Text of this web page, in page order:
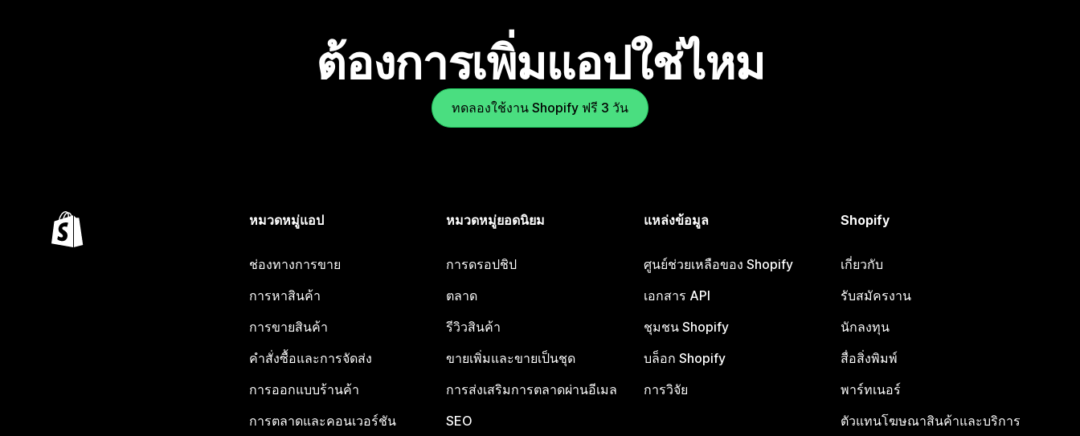
ต้องการเพิ่มแอปใช่ไหม
ทดลองใช้งาน Shopify ฟรี 3 วัน
หมวดหมู่แอป
ช่องทางการขาย
การหาสินค้า
การขายสินค้า
คำสั่งซื้อและการจัดส่ง
การออกแบบร้านค้า
การตลาดและคอนเวอร์ชัน
หมวดหมู่ยอดนิยม
การดรอปชิป
ตลาด
รีวิวสินค้า
ขายเพิ่มและขายเป็นชุด
การส่งเสริมการตลาดผ่านอีเมล
SEO
แหล่งข้อมูล
ศูนย์ช่วยเหลือของ Shopify
เอกสาร API
ชุมชน Shopify
บล็อก Shopify
การวิจัย
Shopify
เกี่ยวกับ
รับสมัครงาน
นักลงทุน
สื่อสิ่งพิมพ์
พาร์ทเนอร์
ตัวแทนโฆษณาสินค้าและบริการ